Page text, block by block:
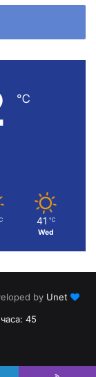
℃
41 ℃
Wed
by Unet
45